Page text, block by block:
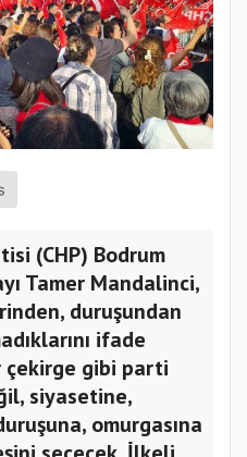
(CHP) Bodrum
Tamer Mandalinci,
duruşundan
ifade
çekirge gibi parti
siyasetine,
omurgasına